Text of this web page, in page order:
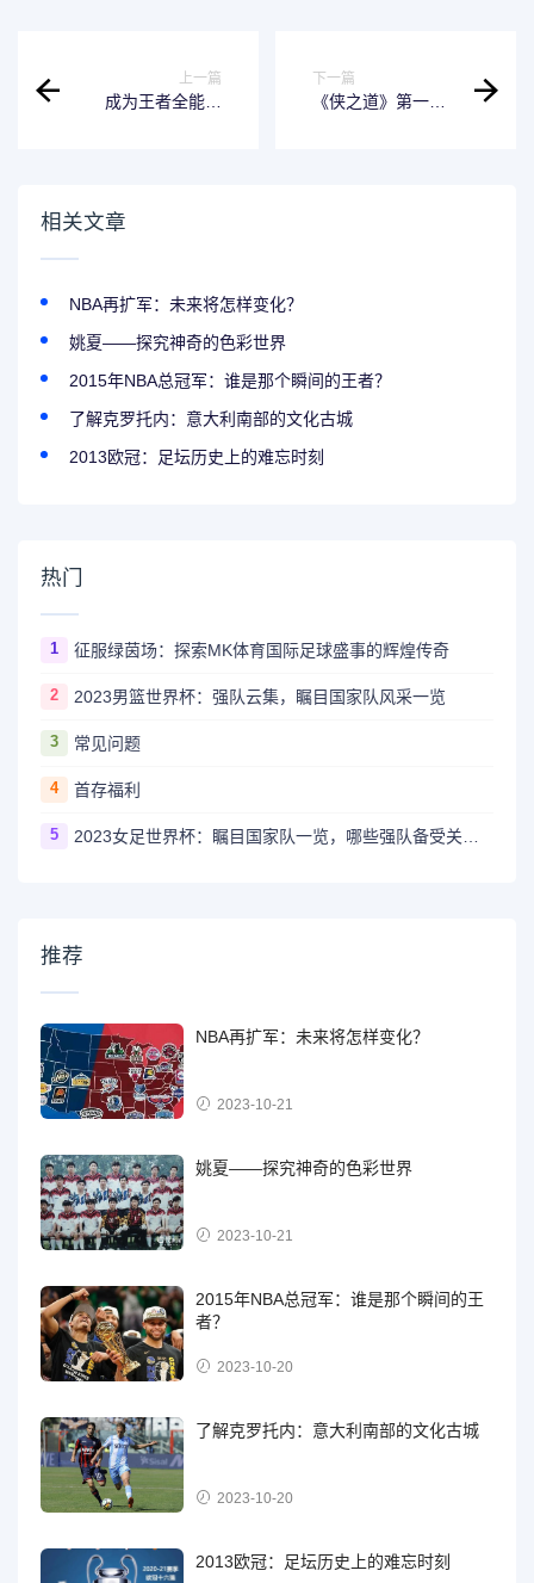
上一篇
成为王者全能选
下一篇
《侠之道》第一年
相关文章
NBA再扩军：未来将怎样变化？
姚夏——探究神奇的色彩世界
2015年NBA总冠军：谁是那个瞬间的王者？
了解克罗托内：意大利南部的文化古城
2013欧冠：足坛历史上的难忘时刻
热门
1 征服绿茵场：探索MK体育国际足球盛事的辉煌传奇
2 2023男篮世界杯：强队云集，瞩目国家队风采一览
3 常见问题
4 首存福利
5 2023女足世界杯：瞩目国家队一览，哪些强队备受关注？
推荐
NBA再扩军：未来将怎样变化？
2023-10-21
姚夏——探究神奇的色彩世界
2023-10-21
2015年NBA总冠军：谁是那个瞬间的王
者？
2023-10-20
了解克罗托内：意大利南部的文化古城
2023-10-20
2013欧冠：足坛历史上的难忘时刻